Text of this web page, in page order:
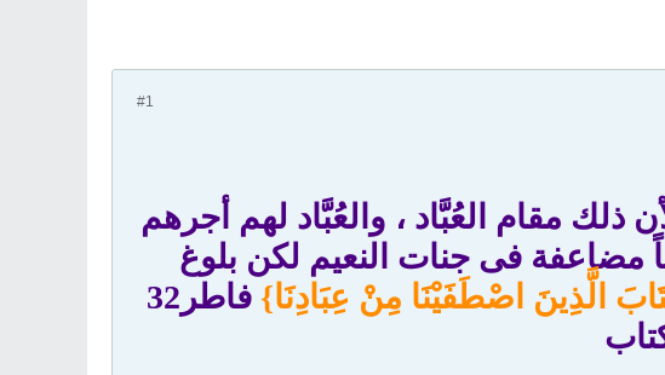
#1
ذلك مقام العُبَّاد ، والعُبَّاد لهم أجرهم
مضاعفة فى جنات النعيم لكن بلوغ
الَّذِينَ اصْطَفَيْنَا مِنْ عِبَادِنَا} فاطر32